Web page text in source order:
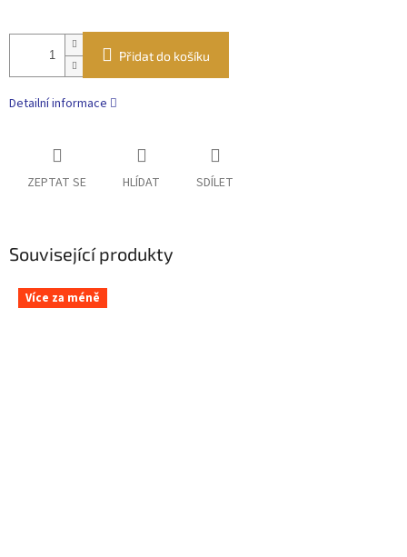
Přidat do košíku
Detailní informace
ZEPTAT SE HLÍDAT SDÍLET
Související produkty
Více za méně